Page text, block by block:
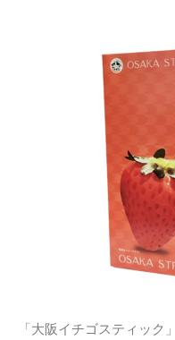
「大阪イチゴスティッ